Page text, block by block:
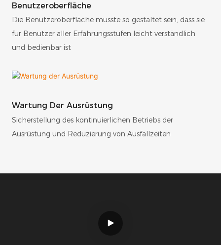
Benutzeroberfläche
Die Benutzeroberfläche musste so gestaltet sein, dass sie
für Benutzer aller Erfahrungsstufen leicht verständlich
und bedienbar ist
Wartung Der Ausrüstung
Sicherstellung des kontinuierlichen Betriebs der
Ausrüstung und Reduzierung von Ausfallzeiten